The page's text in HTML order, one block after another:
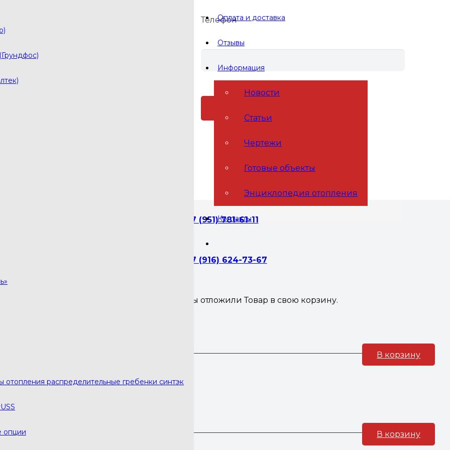
Телефон
+7 (951) 781-61-11
+7 (916) 624-73-67
Вы отложилиТовар в свою корзину.
отопления распределительные гребенки синтэк
опции
Оплата и доставка
Отзывы
Информация
Новости
Статьи
Чертежи
Готовые объекты
Энциклопедия отопления
Контакты
стали
гидрус из нержавеющей стали
распределительные гребенки синтэк
В корзину
В корзину